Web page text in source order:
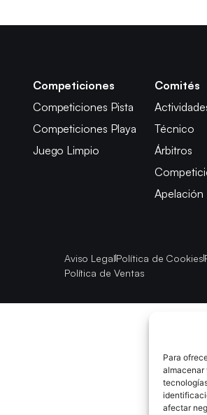
Para
almacenar
afectar
Competiciones
Competiciones Pista
Competiciones Playa
Juego Limpio
Comités
Técnico
Árbitros
Apelación
Aviso LegalPolítica de Cookies
Política de Ventas